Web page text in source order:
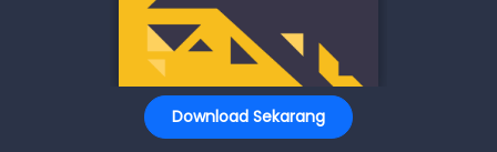
Download Sekarang